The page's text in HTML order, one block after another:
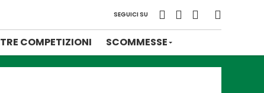
SEGUICI SU
COMPETIZIONI SCOMMESSE